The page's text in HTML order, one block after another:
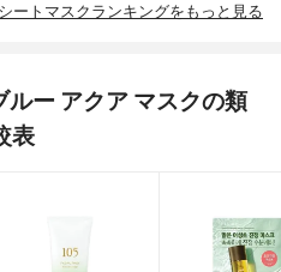
ートマスクランキングをもっと見る
ー アクア マスクの類
表